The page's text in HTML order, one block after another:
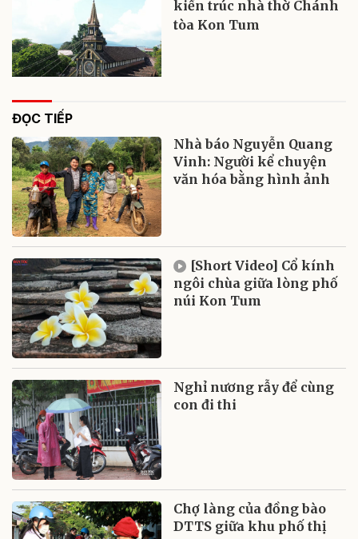
kiến trúc nhà thờ Chánh
tòa Kon Tum
ĐỌC TIẾP
Nhà báo Nguyễn Quang
Vinh: Người kể chuyện
văn hóa bằng hình ảnh
[Short Video] Cổ kính
ngôi chùa giữa lòng phố
núi Kon Tum
Nghỉ nương rẫy để cùng
con đi thi
Chợ làng của đồng bào
DTTS giữa khu phố thị